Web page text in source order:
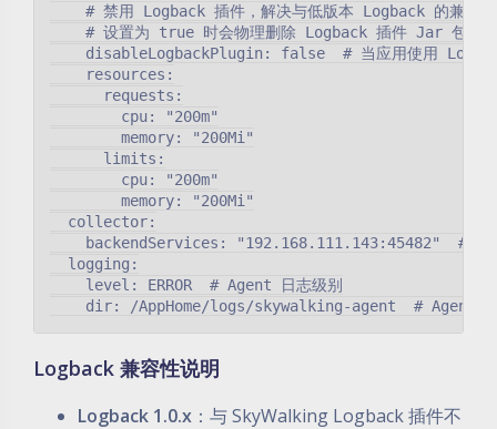
# 禁用 Logback 插件，解决与低版本 Logback 的兼容
    # 设置为 true 时会物理删除 Logback 插件 Jar 包
disableLogbackPlugin: false  # 当应用使用
    resources:
      requests:
        cpu: "200m"
        memory: "200Mi"
      limits:
        cpu: "200m"
        memory: "200Mi"
  collector:
backendServices: "192.168.111.143:45482"  #
  logging:
    level: ERROR  # Agent 日志级别
Logback 兼容性说明
Logback 1.0.x ：与 SkyWalking Logback 插件不